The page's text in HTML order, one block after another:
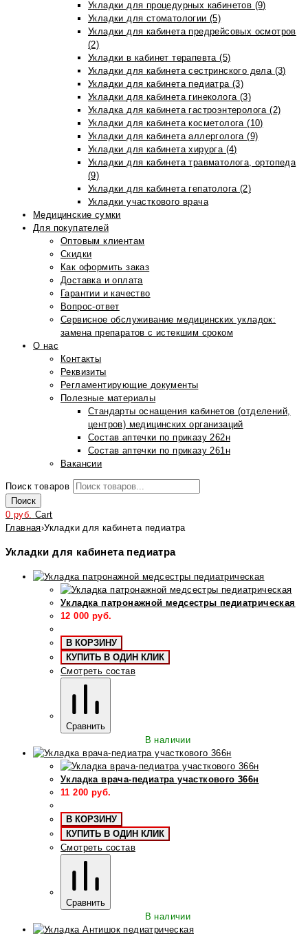
Укладки для процедурных кабинетов (9)
Укладки для стоматологии (5)
Укладки для кабинета предрейсовых осмотров
(2)
Укладки в кабинет терапевта (5)
Укладки для кабинета сестринского дела (3)
Укладки для кабинета педиатра (3)
Укладки для кабинета гинеколога (3)
Укладка для кабинета гастроэнтеролога (2)
Укладки для кабинета косметолога (10)
Укладки для кабинета аллерголога (9)
Укладки для кабинета хирурга (4)
Укладки для кабинета травматолога, ортопеда
(9)
Укладки для кабинета гепатолога (2)
Укладки участкового врача
Медицинские сумки
Для покупателей
Оптовым клиентам
Скидки
Как оформить заказ
Доставка и оплата
Гарантии и качество
Вопрос-ответ
Сервисное обслуживание медицинских укладок:
замена препаратов с истекшим сроком
О нас
Контакты
Реквизиты
Регламентирующие документы
Полезные материалы
Стандарты оснащения кабинетов (отделений,
центров) медицинских организаций
Состав аптечки по приказу 262н
Состав аптечки по приказу 261н
Вакансии
Поиск товаров
Поиск
0 руб. Cart
Главная›Укладки для кабинета педиатра
Укладки для кабинета педиатра
Укладка патронажной медсестры педиатрическая
12 000 руб.
В КОРЗИНУ
КУПИТЬ В ОДИН КЛИК
Смотреть состав
Сравнить
В наличии
Укладка врача-педиатра участкового 366н
11 200 руб.
В КОРЗИНУ
КУПИТЬ В ОДИН КЛИК
Смотреть состав
Сравнить
В наличии